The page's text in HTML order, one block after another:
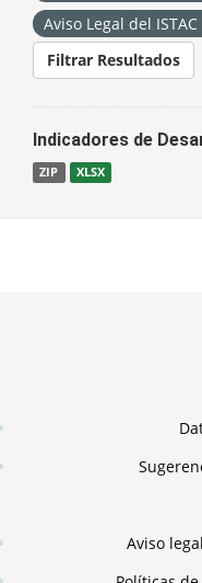
Aviso Legal del ISTAC
Filtrar Resultados
Indicadores de
ZIP XLSX
Aviso